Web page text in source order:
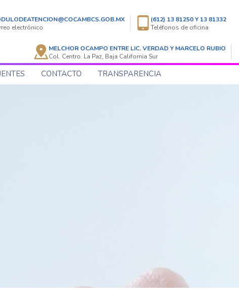
(612) 13 81250 Y 13 81332
Teléfonos de oficina
electrónico
MELCHOR OCAMPO ENTRE LIC. VERDAD Y MARCELO RUBIO
Col. Centro. La Paz, Baja California Sur
CONTACTO TRANSPARENCIA